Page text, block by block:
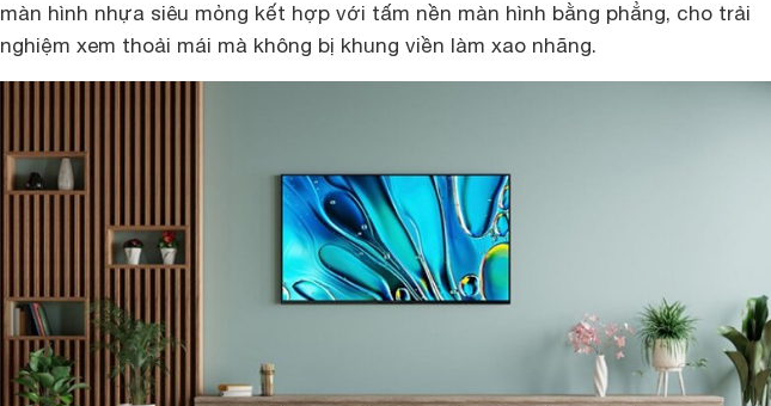
màn hình nhựa siêu mỏng kết hợp với tấm nền màn hình bằng phẳng, cho trải
nghiệm xem thoải mái mà không bị khung viền làm xao nhãng.